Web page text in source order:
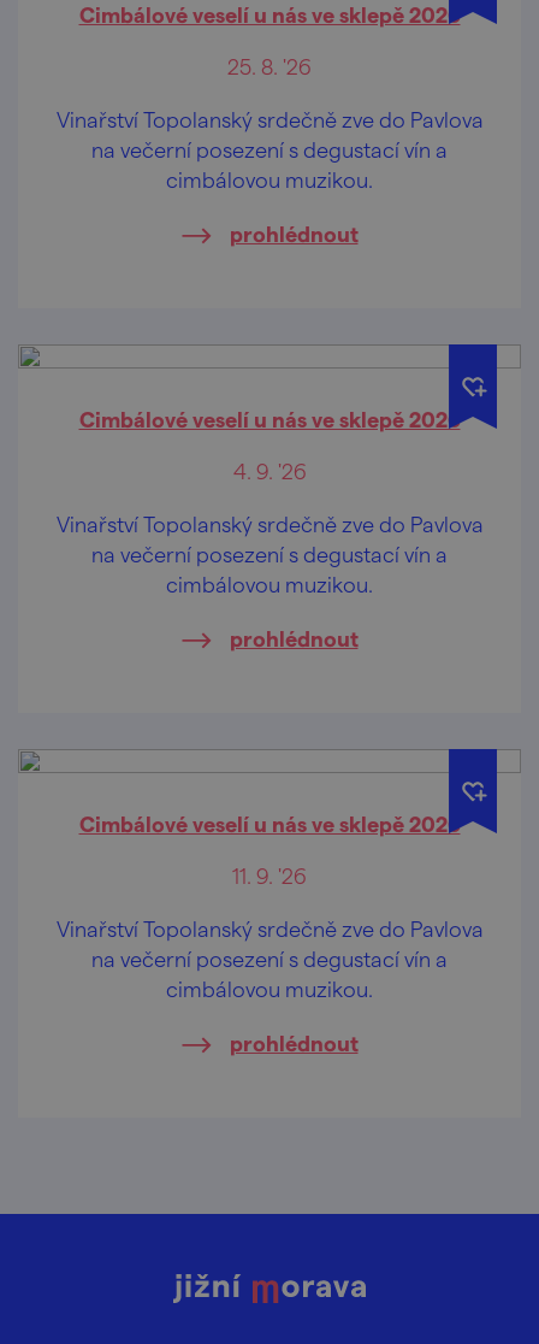
Cimbálové veselí u nás ve sklepě 2026
25. 8. '26
Vinařství Topolanský srdečně zve do Pavlova
na večerní posezení s degustací vín a
cimbálovou muzikou.
prohlédnout
Cimbálové veselí u nás ve sklepě 2026
4. 9. '26
Vinařství Topolanský srdečně zve do Pavlova
na večerní posezení s degustací vín a
cimbálovou muzikou.
prohlédnout
Cimbálové veselí u nás ve sklepě 2026
11. 9. '26
Vinařství Topolanský srdečně zve do Pavlova
na večerní posezení s degustací vín a
cimbálovou muzikou.
prohlédnout